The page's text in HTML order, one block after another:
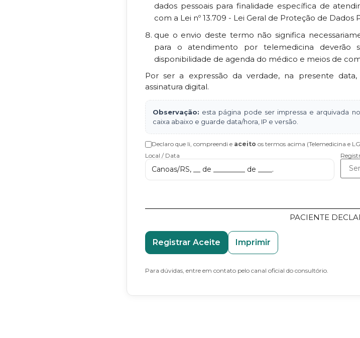
dados pessoais para finalidade específica de
com a Lei nº 13.709 - Lei Geral de Proteção de Dados
que o envio deste termo não significa
para o atendimento por telemedicina deverão
disponibilidade de agenda do médico e meios de
Por ser a expressão da verdade, na presente
assinatura digital.
Observação: esta página pode ser impressa e arquivada
caixa abaixo e guarde data/hora, IP e versão.
Declaro que li, compreendi e aceito os termos acima (Telemedicina e
Local / Data
Canoas/RS, __ de _________ de ____.
PACIENTE
Registrar Aceite Imprimir
Para dúvidas, entre em contato pelo canal oficial do consultório.